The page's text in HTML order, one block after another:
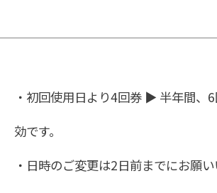
・初回使用日より4回券 ▶︎ 半年間、
効です。
・日時のご変更は2日前までにお願い